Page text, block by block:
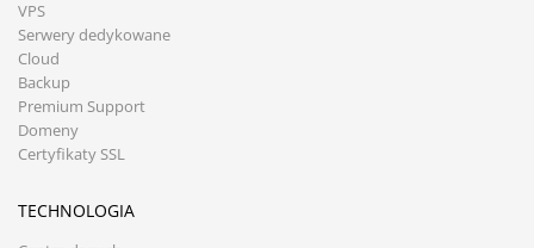
VPS
Serwery dedykowane
Cloud
Backup
Premium Support
Domeny
Certyfikaty SSL
TECHNOLOGIA